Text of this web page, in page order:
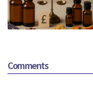
Comments